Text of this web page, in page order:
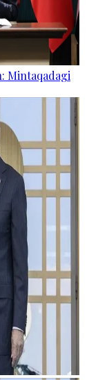
Mintaqadagi